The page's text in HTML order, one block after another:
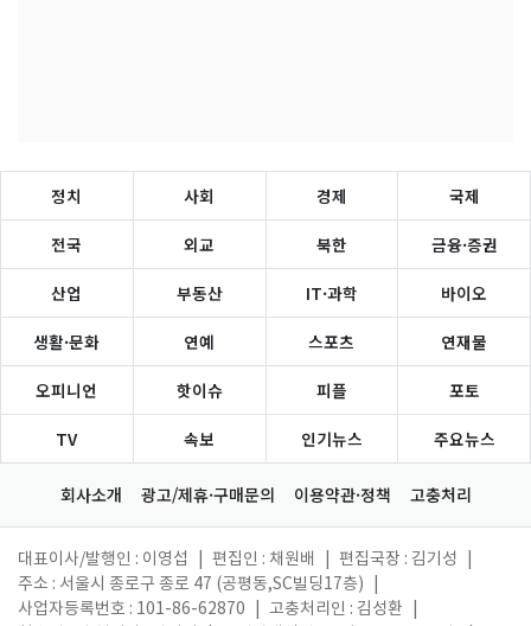
정치 사회 경제 국제
전국 외교 북한 금융·증권
산업 부동산 IT·과학 바이오
생활·문화 연예 스포츠 연재물
오피니언 핫이슈 피플 포토
TV 속보 인기뉴스 주요뉴스
회사소개 광고/제휴·구매문의 이용약관·정책 고충처리
대표이사/발행인 : 이영섭 편집인 : 채원배 편집국장 : 김기성
주소 : 서울시 종로구 종로 47 (공평동,SC빌딩17층)
사업자등록번호 : 101-86-62870
고충처리인 : 김성환